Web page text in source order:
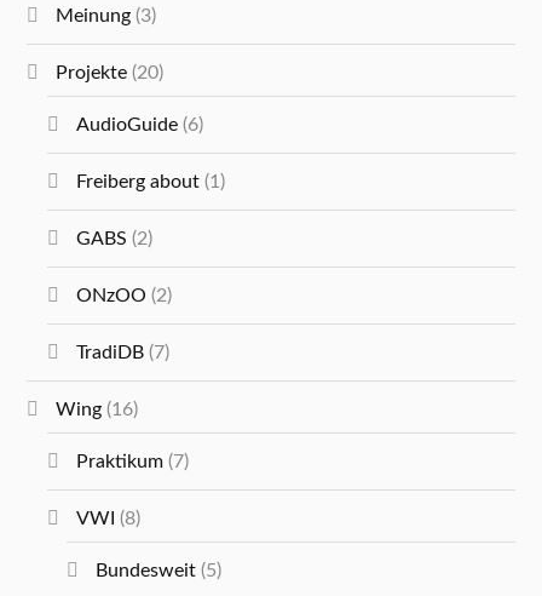
Meinung (3)
Projekte (20)
AudioGuide(6)
Freiberg about(1)
GABS (2)
ONzOO (2)
TradiDB(7)
Wing (16)
Praktikum(7)
VWI (8)
Bundesweit(5)